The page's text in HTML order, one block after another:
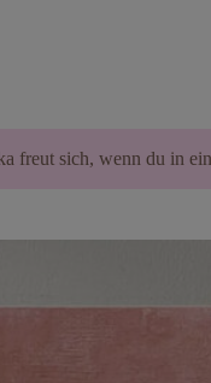
freut sich, wenn du in